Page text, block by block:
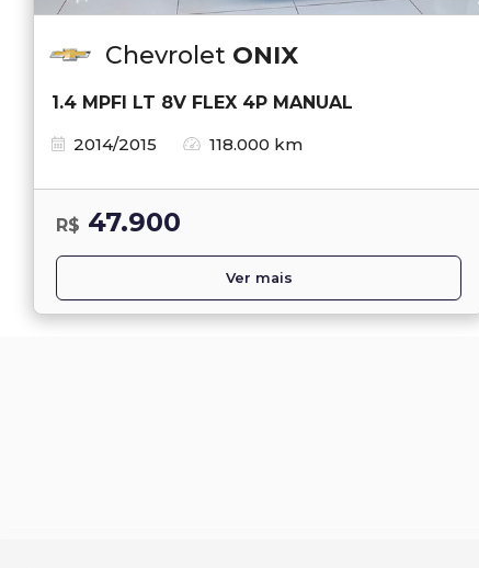
Chevrolet ONIX
1.4 MPFI LT 8V FLEX 4P MANUAL
2014/2015
118.000 km
R$ 47.900
Ver mais